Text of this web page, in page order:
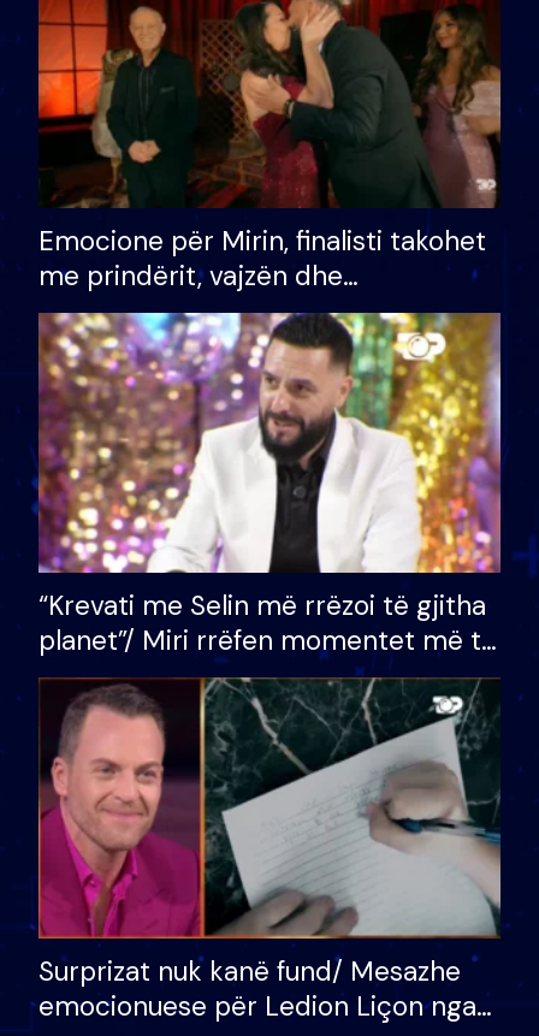
Emocione për Mirin, finalisti takohet
me prindërit, vajzën dhe
bashkëshorten: S’kemi ndonjë letër
divorci apo jo?
“Krevati me Selin më rrëzoi të gjitha
planet”/ Miri rrëfen momentet më të
bukura në shtëpinë e BB VIP: Do më
mungojë zilja e mëngjesit kur…
Surprizat nuk kanë fund/ Mesazhe
emocionuese për Ledion Liçon nga